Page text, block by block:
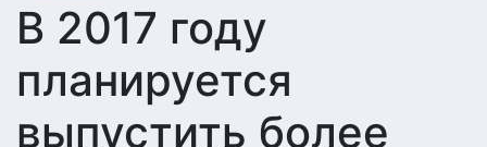
В 2017 году
планируется
выпустить более